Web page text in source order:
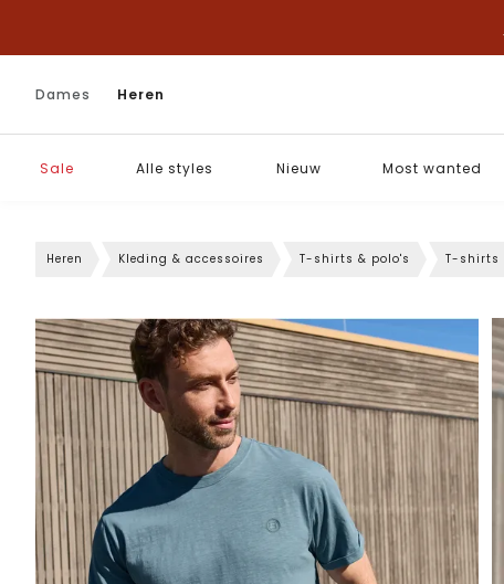
Dames Heren
Sale Alle styles Nieuw Most wanted
Heren Kleding & accessoires T-shirts & polo's T-shirts